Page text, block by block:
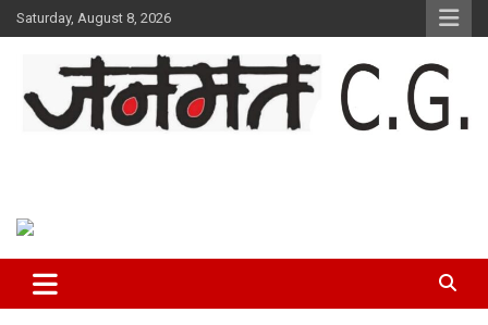
Skip
to
Saturday, August 8, 2026